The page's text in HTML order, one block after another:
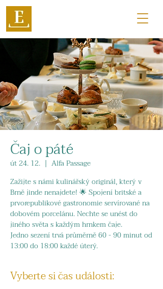
Čaj o páté
út 24. 12.
  |
Alfa Passage
Zažijte s námi kulinářský originál, který v
Brně jinde nenajdete! 🌟 Spojení britské a
prvorepublikové gastronomie servírované na
dobovém porcelánu. Nechte se unést do
jiného světa s každým hrnkem čaje.
Jedno sezení trvá průměrně 60 - 90 minut od
13:00 do 18:00 každé úterý.
Vyberte si čas události: